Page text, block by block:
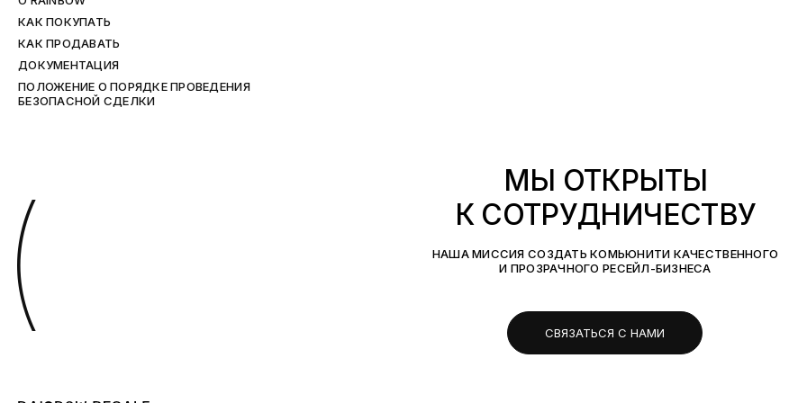
КАК ПОКУПАТЬ
КАК ПРОДАВАТЬ
ДОКУМЕНТАЦИЯ
ПОЛОЖЕНИЕ О ПОРЯДКЕ ПРОВЕДЕНИЯ
БЕЗОПАСНОЙ СДЕЛКИ
(
МЫ ОТКРЫТЫ
К СОТРУДНИЧЕСТВУ
НАША МИССИЯ СОЗДАТЬ КОМЬЮНИТИ КАЧЕСТВЕННОГО
И ПРОЗРАЧНОГО РЕСЕЙЛ-БИЗНЕСА
СВЯЗАТЬСЯ С НАМИ